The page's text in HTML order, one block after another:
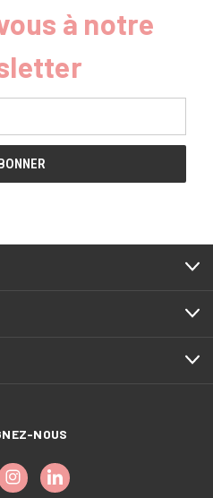
à notre
NOUS